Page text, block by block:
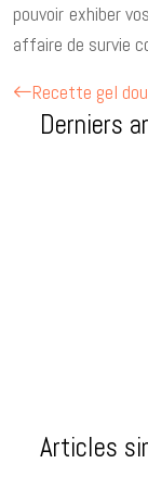
pouvoir exhiber
affaire de survie
Recette gel
Derniers
Articles